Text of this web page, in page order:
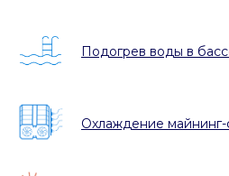
Подогрев воды в
Охлаждение